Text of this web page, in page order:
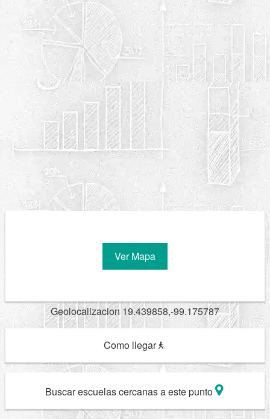
Ver Mapa
Geolocalizacion 19.439858,-99.175787
Como llegar
Buscar escuelas cercanas a este punto